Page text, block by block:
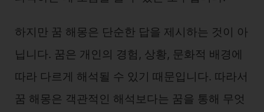
하지만 꿈 해몽은 단순한 답을 제시하는 것이 아
닙니다. 꿈은 개인의 경험, 상황, 문화적 배경에
따라 다르게 해석될 수 있기 때문입니다. 따라서
꿈 해몽은 객관적인 해석보다는 꿈을 통해 무엇